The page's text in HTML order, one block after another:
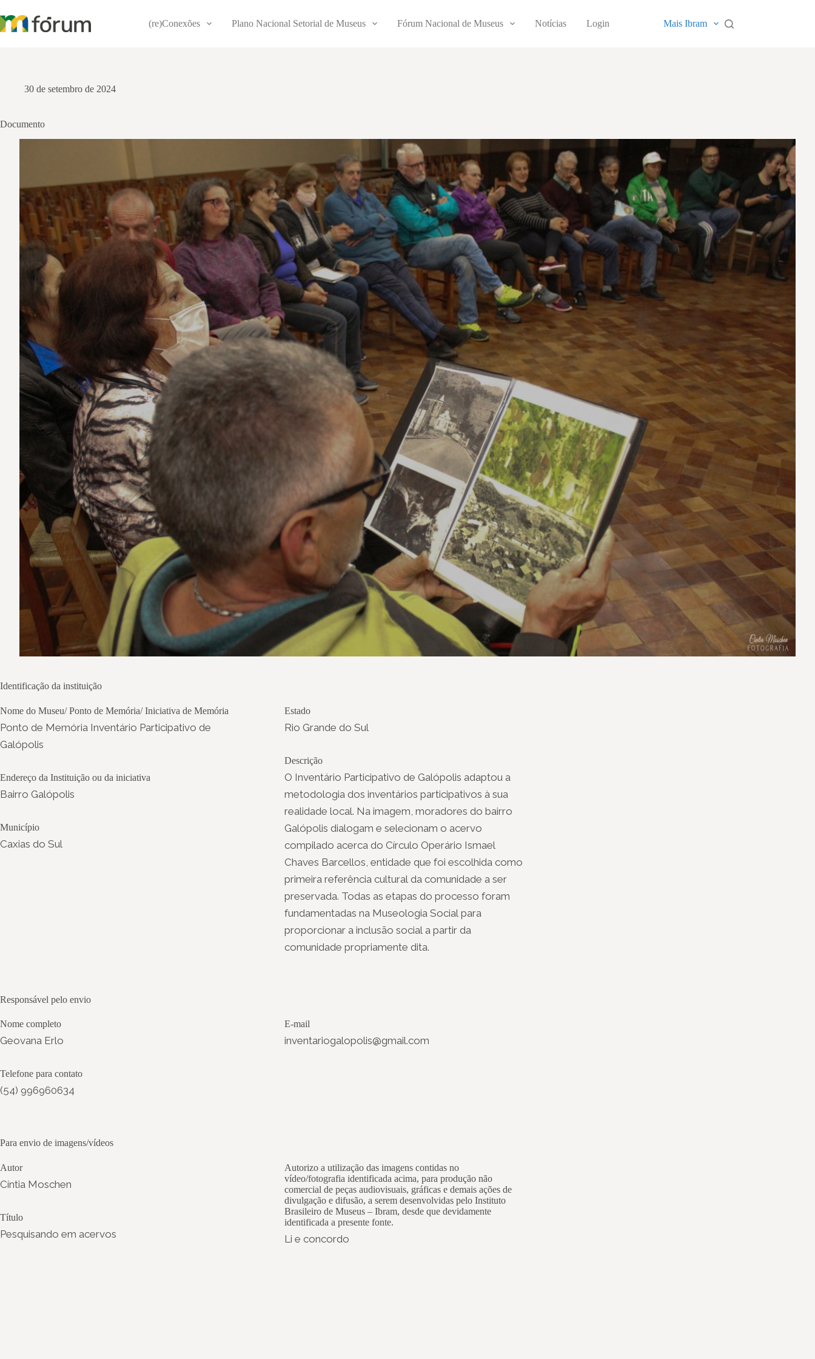
para
o
(re)Conexões Plano Nacional Setorial de Museus Fórum Nacional de Museus Notícias Login Mais Ibram
30 de setembro de 2024
Documento
Identificação da instituição
Nome do Museu/ Ponto de Memória/ Iniciativa de Memória
Ponto de Memória Inventário Participativo de
Galópolis
Endereço da Instituição ou da iniciativa
Bairro Galópolis
Município
Caxias do Sul
Estado
Rio Grande do Sul
Descrição
O Inventário Participativo de Galópolis adaptou a
metodologia dos inventários participativos à sua
realidade local. Na imagem, moradores do bairro
Galópolis dialogam e selecionam o acervo
compilado acerca do Círculo Operário Ismael
Chaves Barcellos, entidade que foi escolhida como
primeira referência cultural da comunidade a ser
preservada. Todas as etapas do processo foram
fundamentadas na Museologia Social para
proporcionar a inclusão social a partir da
comunidade propriamente dita.
Responsável pelo envio
Nome completo
Geovana Erlo
Telefone para contato
(54) 996960634
E-mail
inventariogalopolis@gmail.com
Para envio de imagens/vídeos
Autor
Cíntia Moschen
Título
Pesquisando em acervos
Autorizo a utilização das imagens contidas no
vídeo/fotografia identificada acima, para produção não
comercial de peças audiovisuais, gráficas e demais ações de
divulgação e difusão, a serem desenvolvidas pelo Instituto
Brasileiro de Museus – Ibram, desde que devidamente
identificada a presente fonte.
Li e concordo